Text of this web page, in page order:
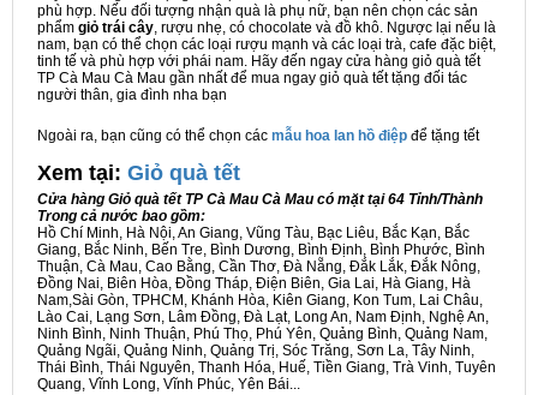
phù hợp. Nếu đối tượng nhận quà là phụ nữ, bạn nên chọn các sản
phẩm giỏ trái cây, rượu nhẹ, có chocolate và đồ khô. Ngược lại nếu là
nam, bạn có thể chọn các loại rượu mạnh và các loại trà, cafe đặc biệt,
tinh tế và phù hợp với phái nam. Hãy đến ngay cửa hàng giỏ quà tết
TP Cà Mau Cà Mau gần nhất để mua ngay giỏ quà tết tặng đối tác
người thân, gia đình nha bạn
Ngoài ra, bạn cũng có thể chọn các mẫu hoa lan hồ điệp để tặng tết
Xem tại: Giỏ quà tết
Cửa hàng Giỏ quà tết TP Cà Mau Cà Mau có mặt tại 64 Tỉnh/Thành
Trong cả nước bao gồm:
Hồ Chí Minh, Hà Nội, An Giang, Vũng Tàu, Bạc Liêu, Bắc Kạn, Bắc
Giang, Bắc Ninh, Bến Tre, Bình Dương, Bình Định, Bình Phước, Bình
Thuận, Cà Mau, Cao Bằng, Cần Thơ, Đà Nẵng, Đắk Lắk, Đắk Nông,
Đồng Nai, Biên Hòa, Đồng Tháp, Điện Biên, Gia Lai, Hà Giang, Hà
Nam,Sài Gòn, TPHCM, Khánh Hòa, Kiên Giang, Kon Tum, Lai Châu,
Lào Cai, Lạng Sơn, Lâm Đồng, Đà Lạt, Long An, Nam Định, Nghệ An,
Ninh Bình, Ninh Thuận, Phú Thọ, Phú Yên, Quảng Bình, Quảng Nam,
Quảng Ngãi, Quảng Ninh, Quảng Trị, Sóc Trăng, Sơn La, Tây Ninh,
Thái Bình, Thái Nguyên, Thanh Hóa, Huế, Tiền Giang, Trà Vinh, Tuyên
Quang, Vĩnh Long, Vĩnh Phúc, Yên Bái...